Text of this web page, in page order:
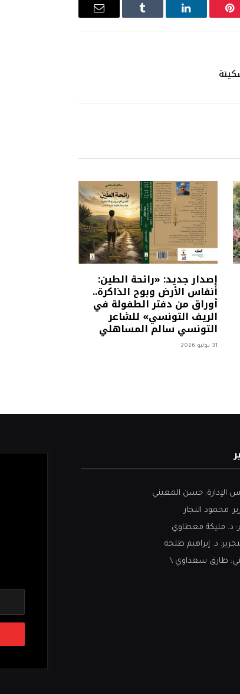
بينتيريستلينكدإن Tumblr
البريد
إصدار جديد: «رائحة الطين:
أنفاس الأرض وبوح الذاكرة..
أوراق من دفتر الطفولة في
الريف التونسي» للشاعر
التونسي سالم المساهلي
31 يوليو 2026
الإدارة: حسن المعيني
محمود النجار
د. مليكة معطاوي
د. إبراهيم طلحة
طارق سعداوي \